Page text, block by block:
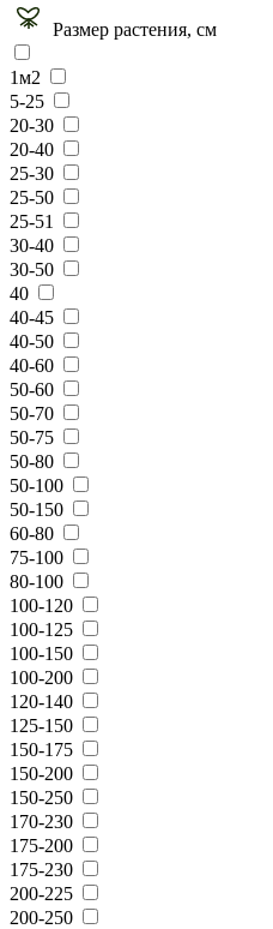
Размер растения, см
1м2
5-25
20-30
20-40
25-30
25-50
25-51
30-40
30-50
40
40-45
40-50
40-60
50-60
50-70
50-75
50-80
50-100
50-150
60-80
75-100
80-100
100-120
100-125
100-150
100-200
120-140
125-150
150-175
150-200
150-250
170-230
175-200
175-230
200-225
200-250